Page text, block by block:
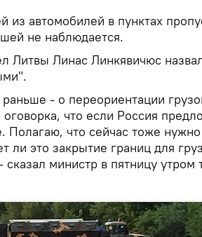
из автомобилей в пунктах
не наблюдается.
Литвы Линас Линкявичюс
- о переориентации
что если Россия
Полагаю, что сейчас тоже
ли это закрытие границ для
министр в пятницу утром